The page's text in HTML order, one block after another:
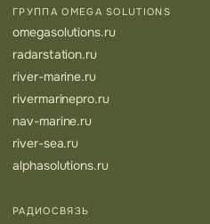
ГРУППА OMEGA SOLUTIONS
omegasolutions.ru
radarstation.ru
river-marine.ru
rivermarinepro.ru
nav-marine.ru
river-sea.ru
alphasolutions.ru
РАДИОСВЯЗЬ